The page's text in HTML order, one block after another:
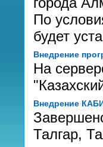
По
будет
Внедрение
На
Внедрение
Талгар,